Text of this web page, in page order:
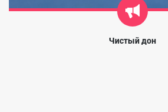
Чистый дон